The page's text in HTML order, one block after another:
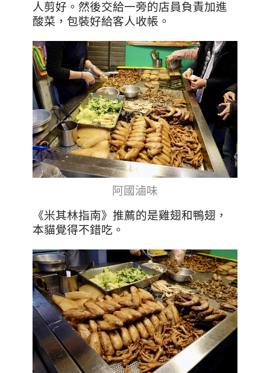
人剪好。然後交給一旁的店員負責加進
酸菜，包裝好給客人收帳。
阿國滷味
《米其林指南》推薦的是雞翅和鴨翅，
本貓覺得不錯吃。